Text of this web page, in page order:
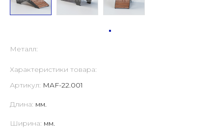
Металл:
Характеристики товара:
Артикул: MAF-22.001
Длина: мм.
Ширина: мм.